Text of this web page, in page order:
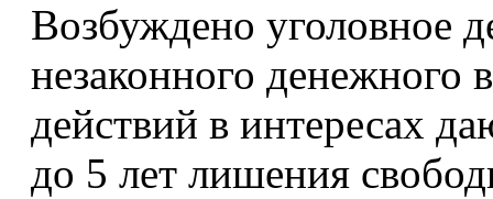
Возбуждено уголовное
незаконного денежного
действий в интересах
до 5 лет лишения